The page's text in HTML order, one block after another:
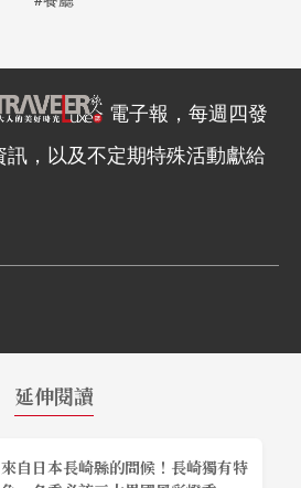
電子報，每週四發
，以及不定期特殊活動獻給
延伸閱讀
來自日本長崎縣的問候！長崎獨有特